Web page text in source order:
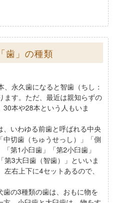
歯」の種類
永久歯になると智歯（ちし：
ます。ただ、最近は親知らずの
本や28本という人もいま
いわゆる前歯と呼ばれる中央
切歯（ちゅうせっし）」「側
第1小臼歯」「第2小臼歯」
第3大臼歯（智歯）」といいま
右上下に4セットあるので、
の3種類の歯は、おもに物を